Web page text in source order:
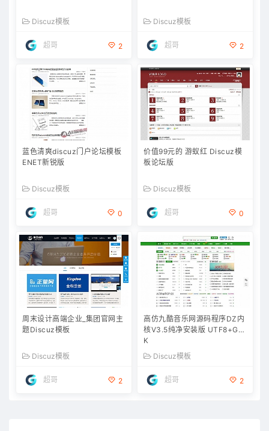
Discuz模板
超哥 2
Discuz模板
超哥 2
蓝色清爽discuz门户论坛模板
ENET新锐版
Discuz模板
超哥 0
价值99元的 游蚁红 Discuz模
板论坛版
Discuz模板
超哥 0
周末设计高端企业_集团官网主
题Discuz模板
Discuz模板
超哥 2
高仿九酷音乐网源码程序DZ内
核V3.5纯净安装版 UTF8+GB
K
Discuz模板
超哥 2